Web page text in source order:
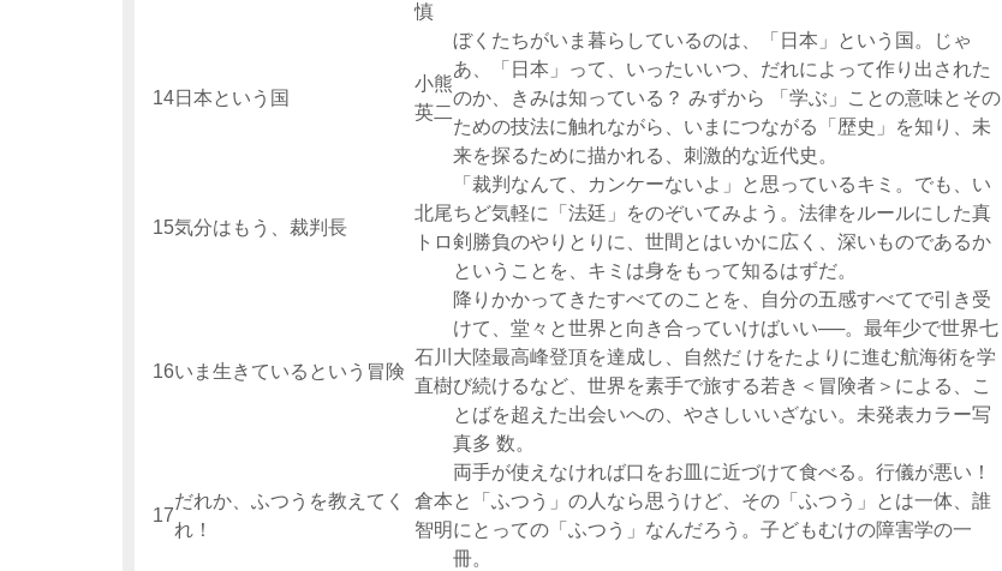
慎
14日本という国
小熊
英二
ぼくたちがいま暮らしているのは、「日本」という国。じゃ
あ、「日本」って、いったいいつ、だれによって作り出された
のか、きみは知っている？ みずから 「学ぶ」ことの意味とその
ための技法に触れながら、いまにつながる「歴史」を知り、未
来を探るために描かれる、刺激的な近代史。
15気分はもう、裁判長
北尾
トロ
「裁判なんて、カンケーないよ」と思っているキミ。でも、い
ちど気軽に「法廷」をのぞいてみよう。法律をルールにした真
剣勝負のやりとりに、世間とはいかに広く、深いものであるか
ということを、キミは身をもって知るはずだ。
16いま生きているという冒険
石川
直樹
降りかかってきたすべてのことを、自分の五感すべてで引き受
けて、堂々と世界と向き合っていけばいい──。最年少で世界七
大陸最高峰登頂を達成し、自然だ けをたよりに進む航海術を学
び続けるなど、世界を素手で旅する若き＜冒険者＞による、こ
とばを超えた出会いへの、やさしいいざない。未発表カラー写
真多 数。
17
だれか、ふつうを教えてく
れ！
倉本
智明
両手が使えなければ口をお皿に近づけて食べる。行儀が悪い！
と「ふつう」の人なら思うけど、その「ふつう」とは一体、誰
にとっての「ふつう」なんだろう。子どもむけの障害学の一
冊。